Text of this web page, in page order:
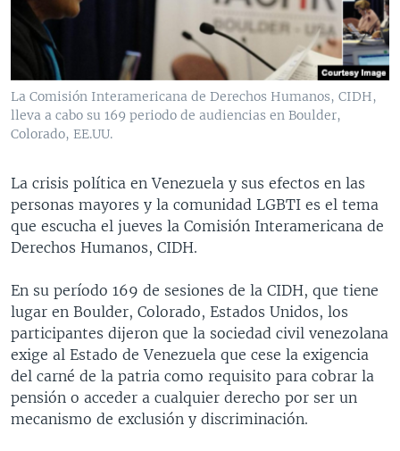
VENEZUELA
BRASIL
NICARAGUA
ECONOMÍA
ENTRETENIMIENTO Y CULTURA
TECNOLOGÍA
DEPORTES
CIENCIA Y SALUD
MULTIMEDIA
VIDEOS
FOTOGRAFÍA
AUDIOS
PROGRAMAS TV
EL MUNDO AL DÍA
FORO INTERAMERICANO
VISIÓN 360
LAS CLAVES
PANORAMA
RADIO
AVANCE INFORMATIVO
AUDIONOTICIAS
BUENOS DÍAS AMÉRICA
ESTADOS UNIDOS AL DÍA
EL MUNDO AL DÍA [RADIO]
DEPORTIVO INTERNACIONAL
NOTA ECONÓMICA
ENTRETENIMIENTO
DIRECT
DOCUMENTALES DE LA VOA
Learning English
SÍGANOS
Idiomas
La Comisión Interamericana de Derechos Humanos, CIDH,
lleva a cabo su 169 periodo de audiencias en Boulder,
Colorado, EE.UU.
La crisis política en Venezuela y sus efectos en las
personas mayores y la comunidad LGBTI es el tema
que escucha el jueves la Comisión Interamericana de
Derechos Humanos, CIDH.
En su período 169 de sesiones de la CIDH, que tiene
lugar en Boulder, Colorado, Estados Unidos, los
participantes dijeron que la sociedad civil venezolana
exige al Estado de Venezuela que cese la exigencia
del carné de la patria como requisito para cobrar la
pensión o acceder a cualquier derecho por ser un
mecanismo de exclusión y discriminación.